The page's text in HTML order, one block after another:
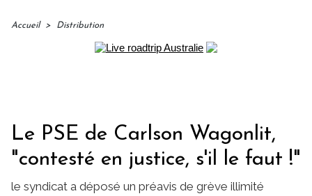
Accueil > Distribution
Le PSE de Carlson Wagonlit,
"contesté en justice, s'il le faut !"
le syndicat a déposé un préavis de grève illimité